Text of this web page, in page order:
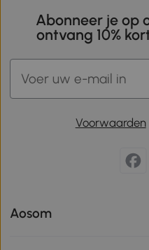
Abonneer je op
ontvang 10%
Voorwaarden
Aosom